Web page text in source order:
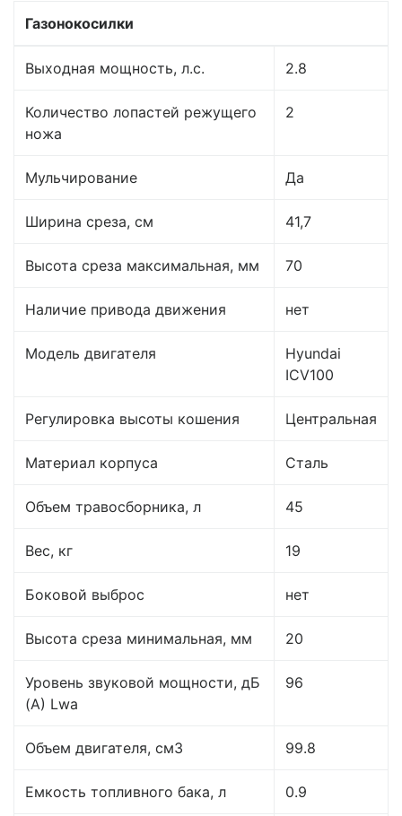
Газонокосилки
Выходная мощность, л.с. 2.8
Количество лопастей режущего
ножа
2
Мульчирование Да
Ширина среза, см 41,7
Высота среза максимальная, мм 70
Наличие привода движения нет
Модель двигателя
Hyundai
ICV100
Регулировка высоты кошения Центральная
Материал корпуса Сталь
Объем травосборника, л 45
Вес, кг 19
Боковой выброс нет
Высота среза минимальная, мм 20
Уровень звуковой мощности, дБ
(А) Lwa
96
Объем двигателя, см3 99.8
Емкость топливного бака, л 0.9